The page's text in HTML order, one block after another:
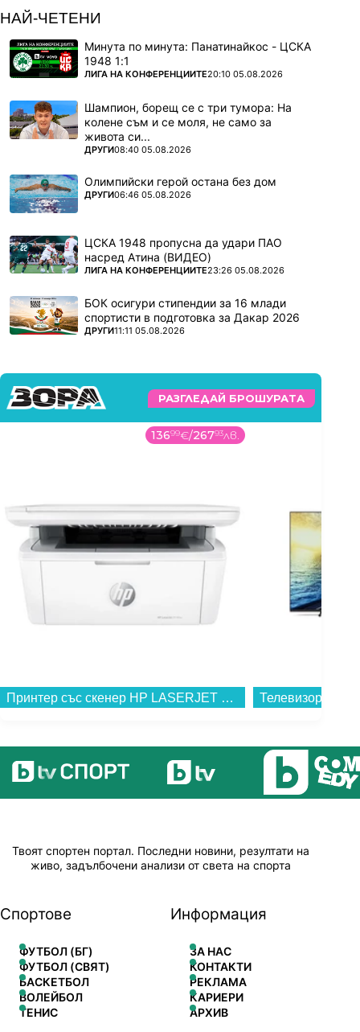
НАЙ-ЧЕТЕНИ
Минута по минута: Панатинайкос - ЦСКА
1948 1:1
ПОВЕЧЕ ОТ
ЛИГА НА КОНФЕРЕНЦИИТЕ20:10 05.08.2026
Шампион, борещ се с три тумора: На
колене съм и се моля, не само за
живота си...
ПОВЕЧЕ ОТ
ДРУГИ08:40 05.08.2026
Олимпийски герой остана без дом
ПОВЕЧЕ ОТ
ДРУГИ06:46 05.08.2026
ЦСКА 1948 пропусна да удари ПАО
насред Атина (ВИДЕО)
ПОВЕЧЕ ОТ
ЛИГА НА КОНФЕРЕНЦИИТЕ23:26 05.08.2026
БОК осигури стипендии за 16 млади
спортисти в подготовка за Дакар 2026
ПОВЕЧЕ ОТ
ДРУГИ11:11 05.08.2026
РАЗГЛЕДАЙ БРОШУРАТА
13699€/26793лв.
Принтер със скенер HP LASERJET MFP M140W 7MD72F 3 IN 1 , Лазерен...
Твоят спортен портал. Последни новини, резултати на
живо, задълбочени анализи от света на спорта
Спортове
ФУТБОЛ (БГ)
ФУТБОЛ (СВЯТ)
БАСКЕТБОЛ
ВОЛЕЙБОЛ
ТЕНИС
Информация
ЗА НАС
КОНТАКТИ
РЕКЛАМА
КАРИЕРИ
АРХИВ